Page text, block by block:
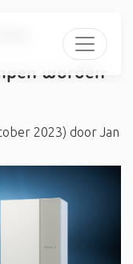
worden
2023) door Jan